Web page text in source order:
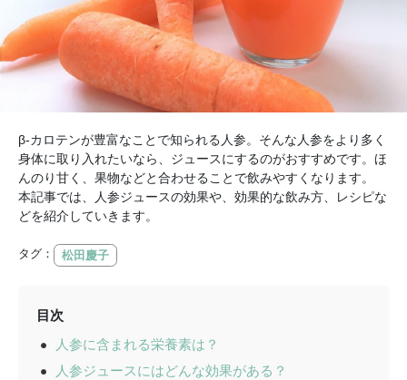
β-カロテンが豊富なことで知られる人参。そんな人参をより多く
身体に取り入れたいなら、ジュースにするのがおすすめです。ほ
んのり甘く、果物などと合わせることで飲みやすくなります。
本記事では、人参ジュースの効果や、効果的な飲み方、レシピな
どを紹介していきます。
タグ： 松田慶子
目次
人参に含まれる栄養素は？
人参ジュースにはどんな効果がある？